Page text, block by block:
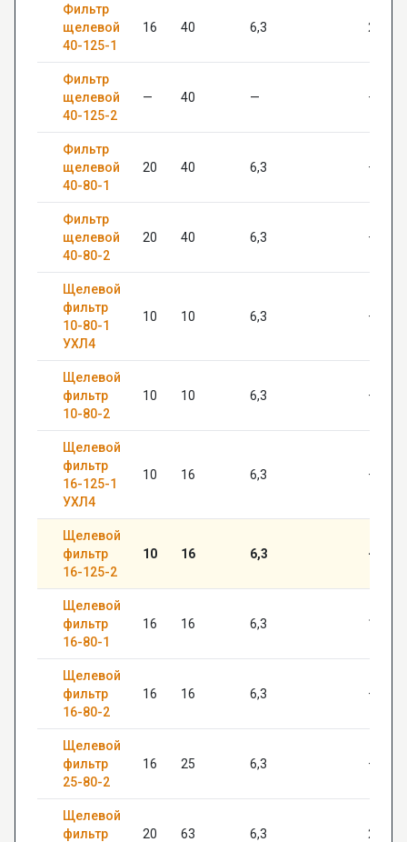
Фильтр
щелевой
40-125-1
16 40 6,3
Фильтр
щелевой
40-125-2
— 40 — —
Фильтр
щелевой
40-80-1
20 40 6,3 —
Фильтр
щелевой
40-80-2
20 40 6,3 —
Щелевой
фильтр
10-80-1
УХЛ4
10 10 6,3 —
Щелевой
фильтр
10-80-2
10 10 6,3 —
Щелевой
фильтр
16-125-1
УХЛ4
10 16 6,3 —
Щелевой
фильтр
16-125-2
10 16 6,3 —
Щелевой
фильтр
16-80-1
16 16 6,3
Щелевой
фильтр
16-80-2
16 16 6,3 —
Щелевой
фильтр
25-80-2
16 25 6,3 —
Щелевой
фильтр
20 63 6,3